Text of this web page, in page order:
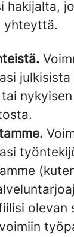
hakijalta,
yhteyttä.
olevan